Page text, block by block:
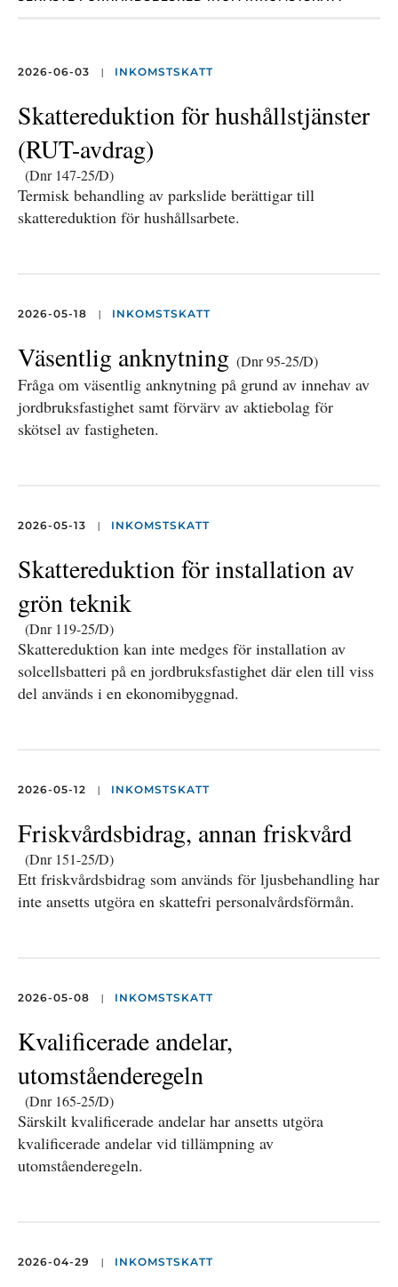
2026-06-03 | INKOMSTSKATT
Skattereduktion för hushållstjänster
(RUT-avdrag)
(Dnr 147-25/D)
Termisk behandling av parkslide berättigar till
skattereduktion för hushållsarbete.
2026-05-18 | INKOMSTSKATT
Väsentlig anknytning (Dnr 95-25/D)
Fråga om väsentlig anknytning på grund av innehav av
jordbruksfastighet samt förvärv av aktiebolag för
skötsel av fastigheten.
2026-05-13 | INKOMSTSKATT
Skattereduktion för installation av
grön teknik
(Dnr 119-25/D)
Skattereduktion kan inte medges för installation av
solcellsbatteri på en jordbruksfastighet där elen till viss
del används i en ekonomibyggnad.
2026-05-12 | INKOMSTSKATT
Friskvårdsbidrag, annan friskvård
(Dnr 151-25/D)
Ett friskvårdsbidrag som används för ljusbehandling har
inte ansetts utgöra en skattefri personalvårdsförmån.
2026-05-08 | INKOMSTSKATT
Kvalificerade andelar,
utomståenderegeln
(Dnr 165-25/D)
Särskilt kvalificerade andelar har ansetts utgöra
kvalificerade andelar vid tillämpning av
utomståenderegeln.
2026-04-29 | INKOMSTSKATT